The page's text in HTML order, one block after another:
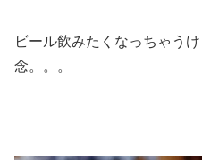
ビール飲みたくなっちゃう
念。。。